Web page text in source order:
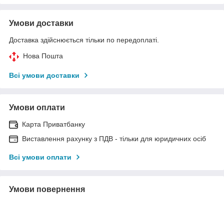
Умови доставки
Доставка здійснюється тільки по передоплаті.
Нова Пошта
Всі умови доставки
Умови оплати
Карта Приватбанку
Виставлення рахунку з ПДВ - тільки для юридичних осіб
Всі умови оплати
Умови повернення